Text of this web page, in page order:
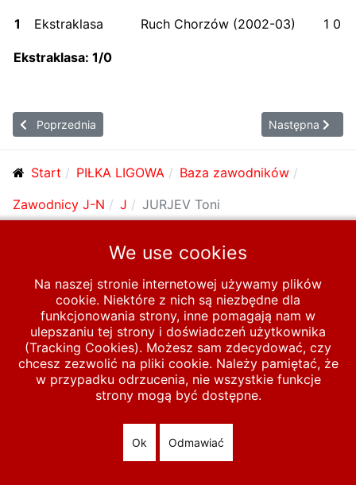
1 Ekstraklasa Ruch Chorzów (2002-03) 1 0
Ekstraklasa: 1/0
Poprzednia strona: JURKOWSKI Bartosz
Poprzednia Następna
Następna
Start PIŁKA LIGOWA
Baza zawodników
Zawodnicy J-N
J JURJEV Toni
© 2026 polska-pilka.pl| Tanie strony internetowe
Reserved
We use cookies
Na naszej stronie internetowej używamy plików
cookie. Niektóre z nich są niezbędne dla
funkcjonowania strony, inne pomagają nam w
ulepszaniu tej strony i doświadczeń użytkownika
(Tracking Cookies). Możesz sam zdecydować, czy
chcesz zezwolić na pliki cookie. Należy pamiętać, że
w przypadku odrzucenia, nie wszystkie funkcje
strony mogą być dostępne.
Ok Odmawiać